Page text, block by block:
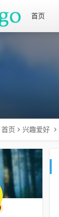
首页
首页 兴趣爱好